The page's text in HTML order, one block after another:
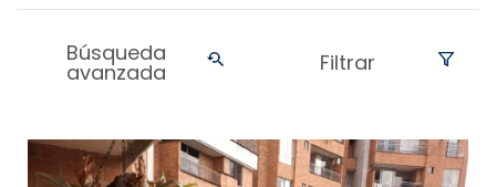
Búsqueda
avanzada Filtrar